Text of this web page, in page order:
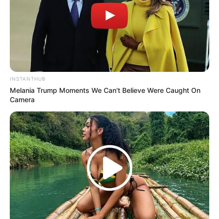
Anti Mainstream, 10 Cara
Membawa Barang Belanjaan
Versi Warga Thailand
Langka Banget! 10 Pose Lucu
Katak yang Bikin Ketawa
Gemes
INSTANTHUB
Melania Trump Moments We Can't Believe Were Caught On
Camera